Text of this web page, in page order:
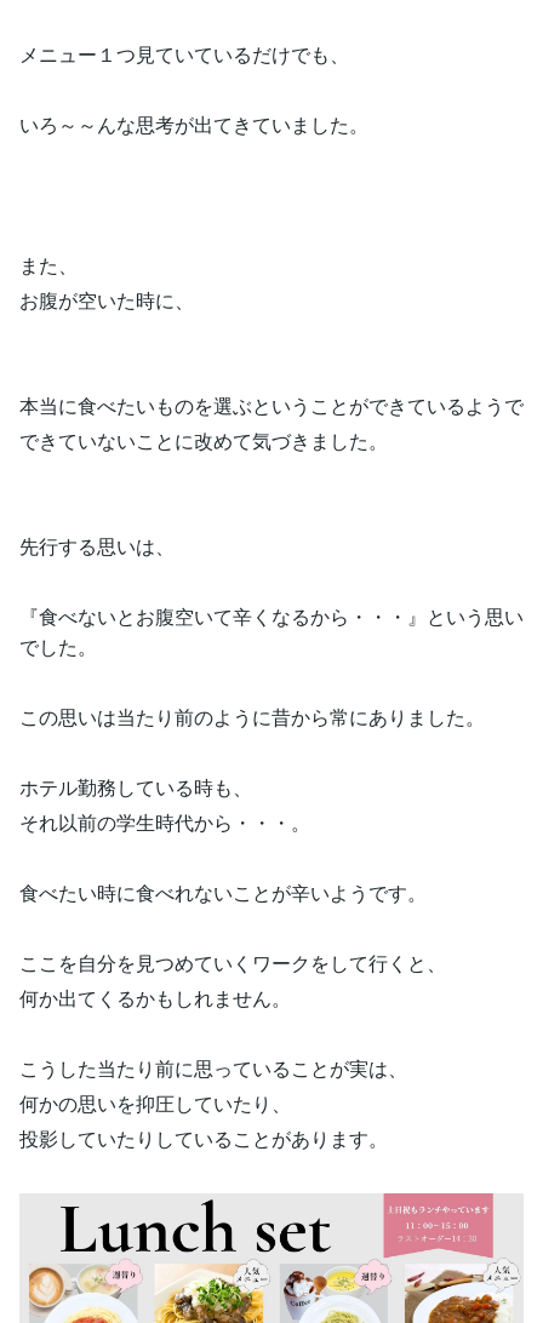
メニュー１つ見ていているだけでも、
いろ～～んな思考が出てきていました。
また、
お腹が空いた時に、
本当に食べたいものを選ぶということができているようで
できていないことに改めて気づきました。
先行する思いは、
『食べないとお腹空いて辛くなるから・・・』という思い
でした。
この思いは当たり前のように昔から常にありました。
ホテル勤務している時も、
それ以前の学生時代から・・・。
食べたい時に食べれないことが辛いようです。
ここを自分を見つめていくワークをして行くと、
何か出てくるかもしれません。
こうした当たり前に思っていることが実は、
何かの思いを抑圧していたり、
投影していたりしていることがあります。